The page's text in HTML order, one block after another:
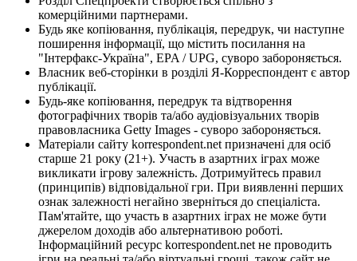
комерційними партнерами.
Будь яке копіювання, публікація, передрук, чи наступне
поширення інформації, що містить посилання на
"Інтерфакс-Україна", EPA / UPG, суворо забороняється.
Власник веб-сторінки в розділі Я-Корреспондент є автор
публікації.
Будь-яке копіювання, передрук та відтворення
фотографічних творів та/або аудіовізуальних творів
правовласника Getty Images - суворо забороняється.
Матеріали сайту korrespondent.net призначені для осіб
старше 21 року (21+). Участь в азартних іграх може
викликати ігрову залежність. Дотримуйтесь правил
(принципів) відповідальної гри. При виявленні перших
ознак залежності негайно зверніться до спеціаліста.
Пам'ятайте, що участь в азартних іграх не може бути
джерелом доходів або альтернативою роботі.
Інформаційний ресурс korrespondent.net не проводить